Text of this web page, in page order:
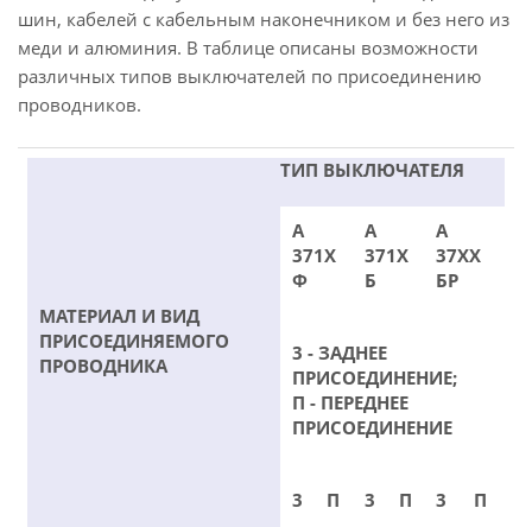
шин, кабелей с кабельным наконечником и без него из
меди и алюминия. В таблице описаны возможности
различных типов выключателей по присоединению
проводников.
МАТЕРИАЛ И ВИД
ПРИСОЕДИНЯЕМОГО
ПРОВОДНИКА
ТИП ВЫКЛЮЧАТЕЛЯ
А
371Х
Ф
А
371Х
Б
А
37ХХ
БР
3 - ЗАДНЕЕ
ПРИСОЕДИНЕНИЕ;
П - ПЕРЕДНЕЕ
ПРИСОЕДИНЕНИЕ
3 П 3 П 3 П